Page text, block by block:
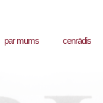
par mums cenrādis